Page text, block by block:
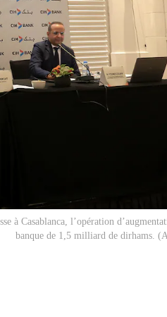
à Casablanca, l’opération
banque de 1,5 milliard de dirhams.